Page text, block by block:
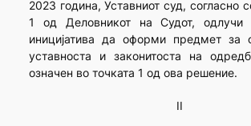
2023 година, Уставниот суд, согласно
1 од Деловникот на Судот, одлучи
иницијатива да оформи предмет за
уставноста и законитоста на
означен во точката 1 од ова решение.
II